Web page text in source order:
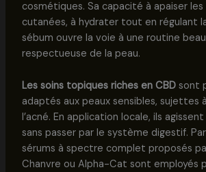
cosmétiques. Sa capacité à apaiser
cutanées, à hydrater tout en régulant
sébum ouvre la voie à une routine
respectueuse de la peau.
Les soins topiques riches en CBDsont
adaptés aux peaux sensibles, sujettes
l’acné. En application locale, ils
sans passer par le système digestif.
sérums à spectre complet proposés
Chanvre ou Alpha-Cat sont employés